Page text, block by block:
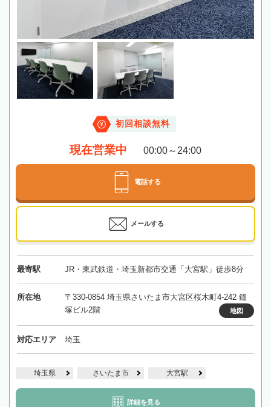
初回相談無料
現在営業中 00:00～24:00
電話する
メールする
最寄駅 JR・東武鉄道・埼玉新都市交通「大宮駅」徒歩8分
所在地
〒330-0854 埼玉県さいたま市大宮区桜木町4-242 鐘
塚ビル2階
地図
対応エリア 埼玉
埼玉県 さいたま市 大宮駅
詳細を見る